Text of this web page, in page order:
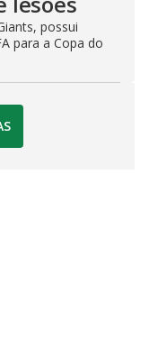
possui
para a Copa do